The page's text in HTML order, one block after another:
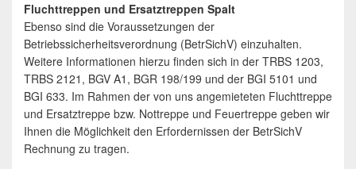
Fluchttreppen und Ersatztreppen Spalt
Ebenso sind die Voraussetzungen der
Betriebssicherheitsverordnung (BetrSichV) einzuhalten.
Weitere Informationen hierzu finden sich in der TRBS 1203,
TRBS 2121, BGV A1, BGR 198/199 und der BGI 5101 und
BGI 633. Im Rahmen der von uns angemieteten Fluchttreppe
und Ersatztreppe bzw. Nottreppe und Feuertreppe geben wir
Ihnen die Möglichkeit den Erfordernissen der BetrSichV
Rechnung zu tragen.